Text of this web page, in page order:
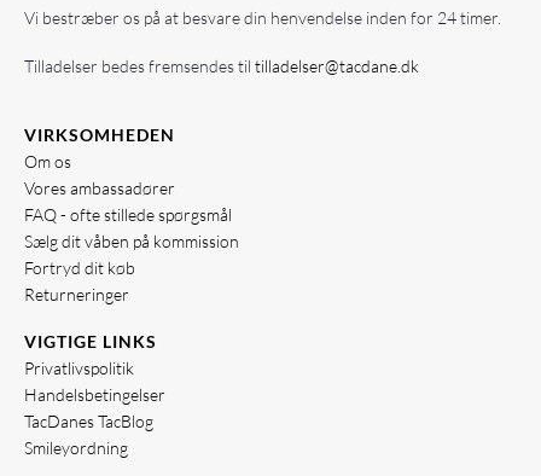
Vi bestræber os på at besvare din henvendelse inden for 24 timer.
Tilladelser bedes fremsendes til tilladelser@tacdane.dk
VIRKSOMHEDEN
Om os
Vores ambassadører
FAQ - ofte stillede spørgsmål
Sælg dit våben på kommission
Fortryd dit køb
Returneringer
VIGTIGE LINKS
Privatlivspolitik
Handelsbetingelser
TacDanes TacBlog
Smileyordning